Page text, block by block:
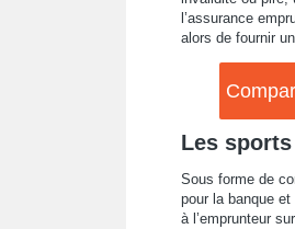
l’assurance
alors de fournir
Les
Sous forme de
pour la banque
à l’emprunteur